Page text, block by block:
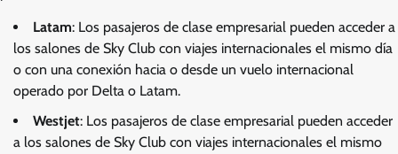
Latam: Los pasajeros de clase empresarial pueden acceder a
los salones de Sky Club con viajes internacionales el mismo día
o con una conexión hacia o desde un vuelo internacional
operado por Delta o Latam.
Westjet: Los pasajeros de clase empresarial pueden acceder
a los salones de Sky Club con viajes internacionales el mismo